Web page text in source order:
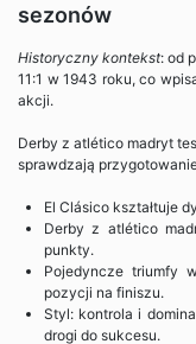
sezonów
Historyczny kontekst: od
11:1 w 1943 roku, co
akcji.
Derby z atlético madryt
sprawdzają
El Clásico kształtuje
Derby z atlético
punkty.
Pojedyncze triumfy
pozycji na finiszu.
Styl: kontrola i
drogi do sukcesu.